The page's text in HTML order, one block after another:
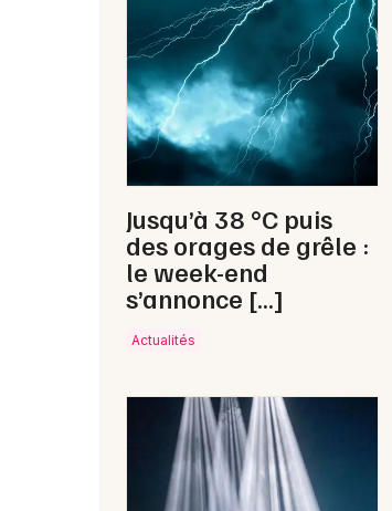
Jusqu’à 38 °C puis
des orages de grêle :
le week-end
s’annonce […]
Actualités